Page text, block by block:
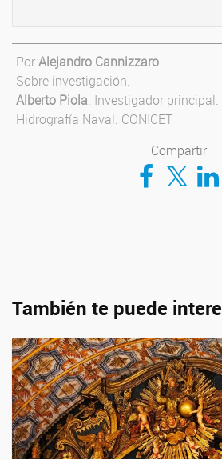
PorAlejandro Cannizzaro
Sobre investigación.
Alberto Piola. Investigador
Hidrografía Naval. CONICET
Compartir
Compartir en
Compartir en
También te puede